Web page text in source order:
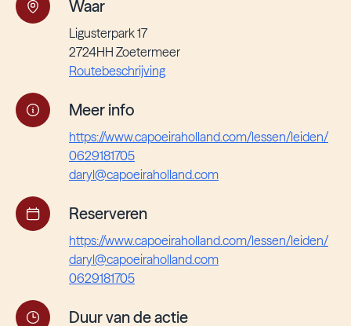
Waar
Ligusterpark 17
2724HH Zoetermeer
Routebeschrijving
Meer info
https://www.capoeiraholland.com/lessen/leiden/
0629181705
daryl@capoeiraholland.com
Reserveren
https://www.capoeiraholland.com/lessen/leiden/
daryl@capoeiraholland.com
0629181705
Duur van de actie